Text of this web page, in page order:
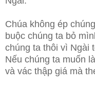
Chúa không ép
buộc chúng ta bỏ
chúng ta thôi vì Ngài
Nếu chúng ta muốn
và vác thập giá mà